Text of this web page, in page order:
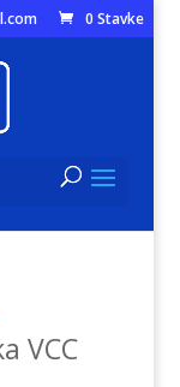
0 Stavke
VCC